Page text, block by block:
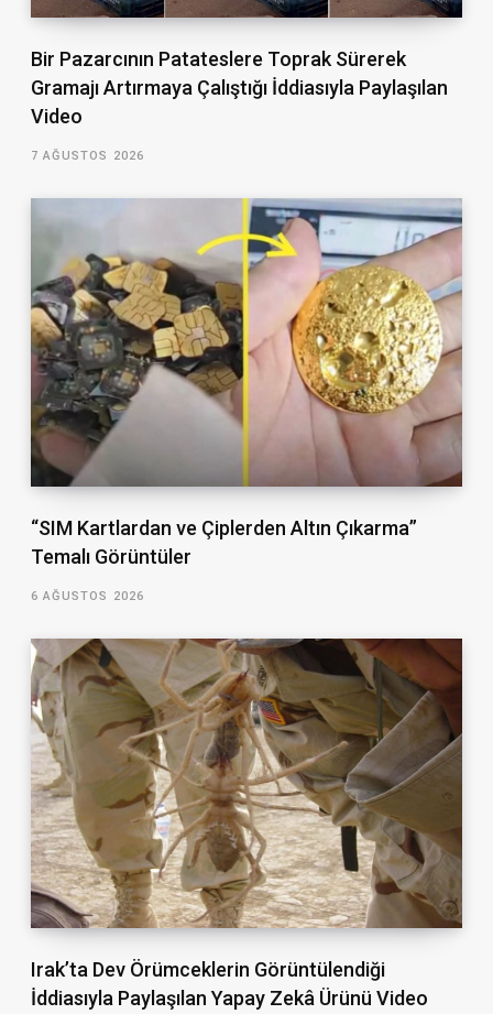
Bir Pazarcının Patateslere Toprak Sürerek
Gramajı Artırmaya Çalıştığı İddiasıyla Paylaşılan
Video
7 AĞUSTOS 2026
“SIM Kartlardan ve Çiplerden Altın Çıkarma”
Temalı Görüntüler
6 AĞUSTOS 2026
Irak’ta Dev Örümceklerin Görüntülendiği
İddiasıyla Paylaşılan Yapay Zekâ Ürünü Video